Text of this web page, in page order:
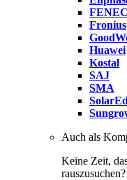
Fronius
Huawei
Kostal
SAJ
SMA
Auch als
Keine Zeit,
rauszusuchen?